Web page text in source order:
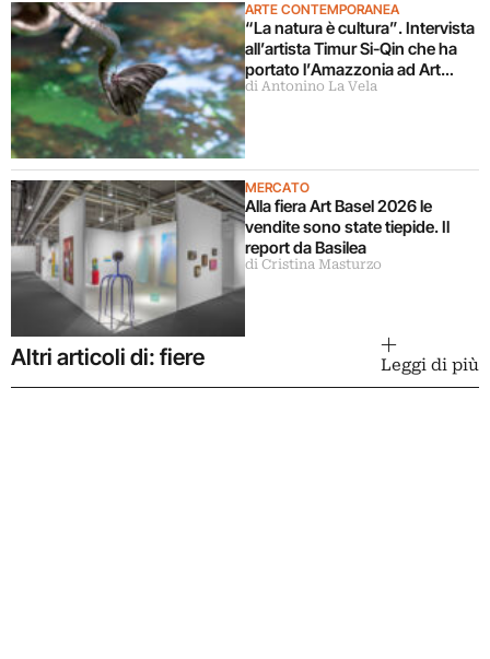
ARTE CONTEMPORANEA
“La natura è cultura”. Intervista
all’artista Timur Si-Qin che ha
portato l’Amazzonia ad Art
Basel 2026
di Antonino La Vela
MERCATO
Alla fiera Art Basel 2026 le
vendite sono state tiepide. Il
report da Basilea
di Cristina Masturzo
Altri articoli di: fiere Leggi di più